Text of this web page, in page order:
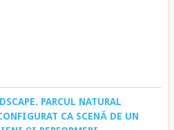
PARCUL NATURAL
CA SCENĂ DE UN